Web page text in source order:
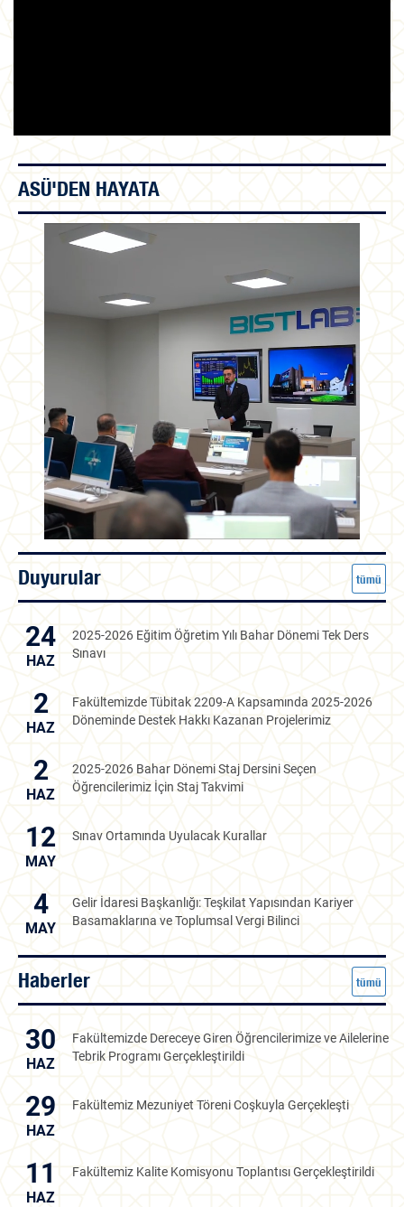
ASÜ'DEN HAYATA
Duyurular tümü
24
HAZ
2025-2026 Eğitim Öğretim Yılı Bahar Dönemi Tek Ders
Sınavı
2
HAZ
Fakültemizde Tübitak 2209-A Kapsamında 2025-2026
Döneminde Destek Hakkı Kazanan Projelerimiz
2
HAZ
2025-2026 Bahar Dönemi Staj Dersini Seçen
Öğrencilerimiz İçin Staj Takvimi
12
MAY
Sınav Ortamında Uyulacak Kurallar
4
MAY
Gelir İdaresi Başkanlığı: Teşkilat Yapısından Kariyer
Basamaklarına ve Toplumsal Vergi Bilinci
Haberler tümü
30
HAZ
Fakültemizde Dereceye Giren Öğrencilerimize ve Ailelerine
Tebrik Programı Gerçekleştirildi
29
HAZ
Fakültemiz Mezuniyet Töreni Coşkuyla Gerçekleşti
11
HAZ
Fakültemiz Kalite Komisyonu Toplantısı Gerçekleştirildi